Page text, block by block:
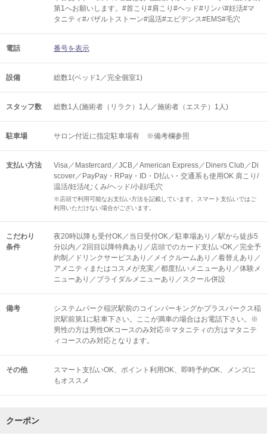
第1へお願いします。#首こり#肩こり#ヘッド#リンパ#妊活#マ
タニティ#バザルトストーン#温活#エビデンス#EMS#毛穴
電話 番号を表示
設備 総数1(ベッド1／完全個室1)
スタッフ数 総数1人(施術者（リラク）1人／施術者（エステ）1人)
駐車場 サロン付近に指定駐車場有 ※備考欄参照
支払い方法
Visa／Mastercard／JCB／American Express／Diners Club／Di
scover／PayPay・RPay・ID・D払い・交通系も使用OK 肩こり/
温活/妊活/むくみ/ヘッド/小顔/毛穴
※店頭で利用可能なお支払い方法を記載しています。スマート支払いではご
利用いただけない場合がございます。
こだわり
条件
夜20時以降も受付OK／当日受付OK／駐車場あり／駅から徒歩5
分以内／2回目以降特典あり／店頭でのカード支払いOK／完全予
約制／ドリンクサービスあり／メイクルームあり／着替えあり／
アメニティまたはコスメが充実／都度払いメニューあり／体験メ
ニューあり／ブライダルメニューあり／スクール併設
備考
システムパーク稲沢駅前のコインパーキングかプラスパークス稲
沢駅前第1に駐車下さい。ここが満車の場合はお電話下さい。※
男性の方は男性OKコースのみ対応※マタニティの方はマタニテ
ィコースのみ対応となります。
その他 スマート支払いOK ポイント利用OK 即時予約OK
メンズに
もオススメ
クーポン